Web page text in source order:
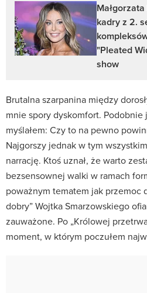
kadry z 2.
"Pleated
show
Brutalna szarpanina między
mnie spory dyskomfort.
myślałem: Czy to na pewno
Najgorszy jednak w tym
narrację. Ktoś uznał, że warto
bezsensownej walki w ramach
poważnym tematem jak przemoc
dobry” Wojtka Smarzowskiego
zauważone. Po „Królowej
moment, w którym poczułem